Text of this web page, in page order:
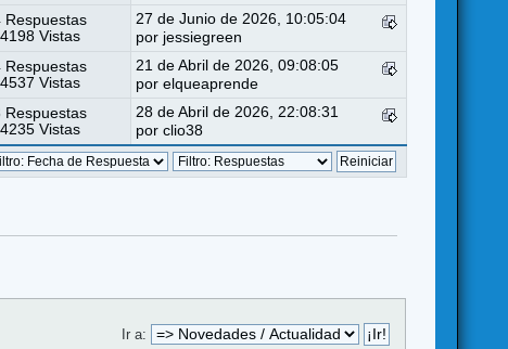
Respuestas
4198 Vistas
27 de Junio de 2026, 10:05:04
por jessiegreen
Respuestas
4537 Vistas
21 de Abril de 2026, 09:08:05
porelqueaprende
Respuestas
4235 Vistas
28 de Abril de 2026, 22:08:31
porclio38
Ir a: